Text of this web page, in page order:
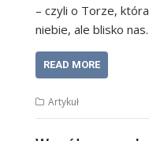
– czyli o Torze,
niebie, ale blisko
READ MORE
Artykuł